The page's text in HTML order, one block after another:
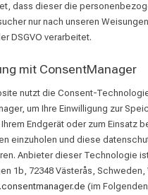
dass dieser die
nur nach unseren
DSGVO verarbeitet.
mit ConsentManager
nutzt die Consent-
um Ihre Einwilligung zur
Endgerät oder zum Einsatz
einzuholen und diese
Anbieter dieser Technologie
1b, 72348 Västerås, Schweden,
(im Folgenden